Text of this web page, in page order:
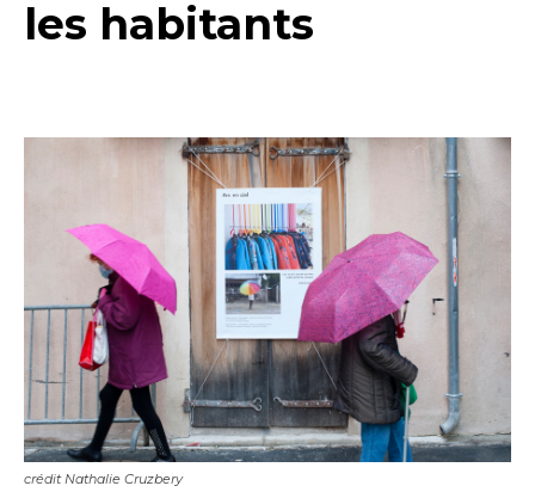
les habitants
crédit Nathalie Cruzbery